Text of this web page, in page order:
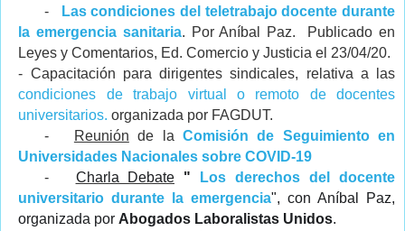
-
Las condiciones del teletrabajo docente durante
la emergencia sanitaria. Por Aníbal Paz.
Publicado en
Leyes y Comentarios, Ed. Comercio y Justicia el 23/04/20.
- Capacitación para dirigentes sindicales, relativa a las
condiciones de trabajo virtual o remoto de docentes
universitarios. organizada por FAGDUT.
-
Reunión de la Comisión de Seguimiento en
Universidades Nacionales sobre COVID-19
-
Charla Debate "
Los derechos del docente
universitario durante la emergencia", con Aníbal Paz,
organizada porAbogados Laboralistas Unidos.